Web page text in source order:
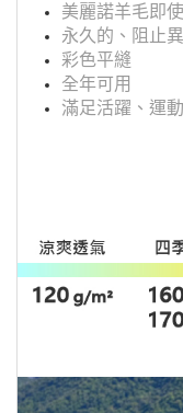
美麗諾羊毛即
永久的、阻止
彩色平縫
全年可用
滿足活躍、運